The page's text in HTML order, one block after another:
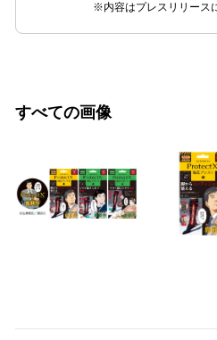
※内容はプレスリリース
すべての画像